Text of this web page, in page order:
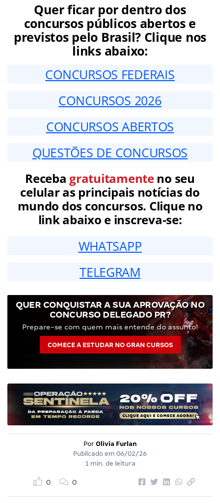
Quer ficar por dentro dos
concursos públicos abertos e
previstos pelo Brasil? Clique nos
links abaixo:
CONCURSOS FEDERAIS
CONCURSOS 2026
CONCURSOS ABERTOS
QUESTÕES DE CONCURSOS
Receba gratuitamenteno seu
celular as principais notícias do
mundo dos concursos. Clique no
link abaixo e inscreva-se:
WHATSAPP
TELEGRAM
QUER CONQUISTAR A SUA APROVAÇÃO NO
CONCURSO DELEGADO PR?
Prepare-se com quem mais entende do assunto!
COMECE A ESTUDAR NO GRAN CURSOS
Por Olivia Furlan
Publicado em 06/02/26
1 min. de leitura
0 0